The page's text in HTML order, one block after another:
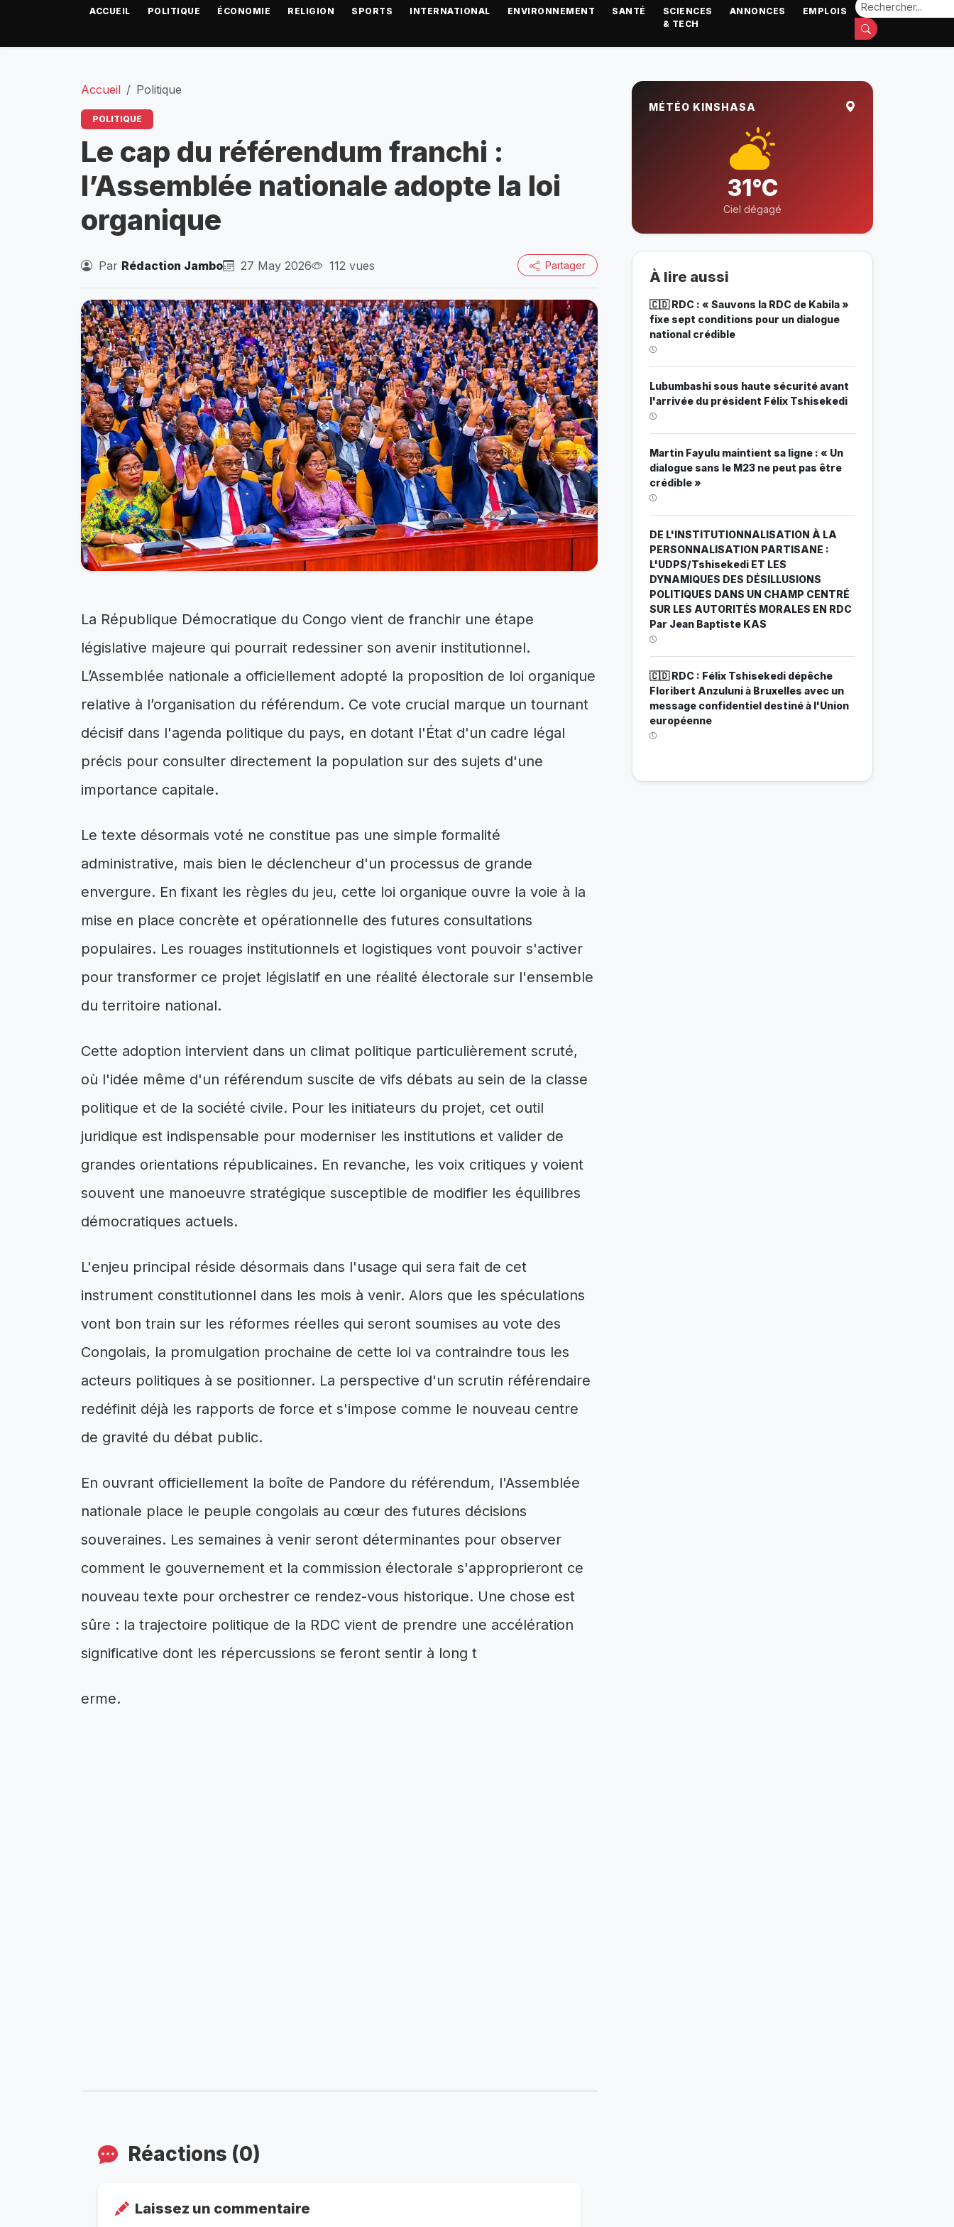
ACCUEIL POLITIQUE ÉCONOMIE RELIGION SPORTS INTERNATIONAL ENVIRONNEMENT SANTÉ
SCIENCES
& TECH
ANNONCES EMPLOIS
Accueil Politique
POLITIQUE
Le cap du référendum franchi :
l’Assemblée nationale adopte la loi
organique
Par Rédaction Jambo 27 May 2026 112 vues Partager
La République Démocratique du Congo vient de franchir une étape
législative majeure qui pourrait redessiner son avenir institutionnel.
L’Assemblée nationale a officiellement adopté la proposition de loi organique
relative à l’organisation du référendum. Ce vote crucial marque un tournant
décisif dans l'agenda politique du pays, en dotant l'État d'un cadre légal
précis pour consulter directement la population sur des sujets d'une
importance capitale.
Le texte désormais voté ne constitue pas une simple formalité
administrative, mais bien le déclencheur d'un processus de grande
envergure. En fixant les règles du jeu, cette loi organique ouvre la voie à la
mise en place concrète et opérationnelle des futures consultations
populaires. Les rouages institutionnels et logistiques vont pouvoir s'activer
pour transformer ce projet législatif en une réalité électorale sur l'ensemble
du territoire national.
Cette adoption intervient dans un climat politique particulièrement scruté,
où l'idée même d'un référendum suscite de vifs débats au sein de la classe
politique et de la société civile. Pour les initiateurs du projet, cet outil
juridique est indispensable pour moderniser les institutions et valider de
grandes orientations républicaines. En revanche, les voix critiques y voient
souvent une manoeuvre stratégique susceptible de modifier les équilibres
démocratiques actuels.
L'enjeu principal réside désormais dans l'usage qui sera fait de cet
instrument constitutionnel dans les mois à venir. Alors que les spéculations
vont bon train sur les réformes réelles qui seront soumises au vote des
Congolais, la promulgation prochaine de cette loi va contraindre tous les
acteurs politiques à se positionner. La perspective d'un scrutin référendaire
redéfinit déjà les rapports de force et s'impose comme le nouveau centre
de gravité du débat public.
En ouvrant officiellement la boîte de Pandore du référendum, l'Assemblée
nationale place le peuple congolais au cœur des futures décisions
souveraines. Les semaines à venir seront déterminantes pour observer
comment le gouvernement et la commission électorale s'approprieront ce
nouveau texte pour orchestrer ce rendez-vous historique. Une chose est
sûre : la trajectoire politique de la RDC vient de prendre une accélération
significative dont les répercussions se feront sentir à long t
erme.
Réactions (0)
Laissez un commentaire
MÉTÉO KINSHASA
31°C
Ciel dégagé
À lire aussi
🇨🇩 RDC : « Sauvons la RDC de Kabila »
fixe sept conditions pour un dialogue
national crédible
Lubumbashi sous haute sécurité avant
l'arrivée du président Félix Tshisekedi
Martin Fayulu maintient sa ligne : « Un
dialogue sans le M23 ne peut pas être
crédible »
DE L'INSTITUTIONNALISATION À LA
PERSONNALISATION PARTISANE :
L'UDPS/Tshisekedi ET LES
DYNAMIQUES DES DÉSILLUSIONS
POLITIQUES DANS UN CHAMP CENTRÉ
SUR LES AUTORITÉS MORALES EN RDC
Par Jean Baptiste KAS
🇨🇩 RDC : Félix Tshisekedi dépêche
Floribert Anzuluni à Bruxelles avec un
message confidentiel destiné à l'Union
européenne